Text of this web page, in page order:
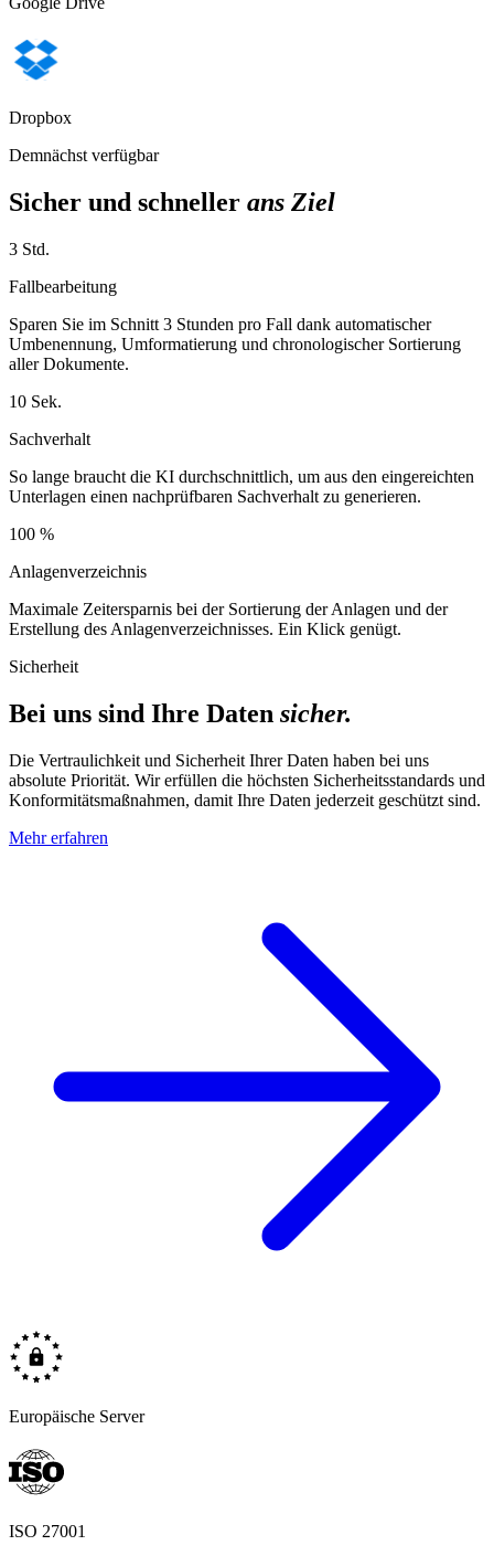
Dropbox
Demnächst verfügbar
Sicher und schneller ans Ziel
3 Std.
Fallbearbeitung
Sparen Sie im Schnitt 3 Stunden pro Fall dank automatischer
Umbenennung, Umformatierung und chronologischer Sortierung
aller Dokumente.
10 Sek.
Sachverhalt
So lange braucht die KI durchschnittlich, um aus den eingereichten
Unterlagen einen nachprüfbaren Sachverhalt zu generieren.
100 %
Anlagenverzeichnis
Maximale Zeitersparnis bei der Sortierung der Anlagen und der
Erstellung des Anlagenverzeichnisses. Ein Klick genügt.
Sicherheit
Bei uns sind Ihre Daten sicher.
Die Vertraulichkeit und Sicherheit Ihrer Daten haben bei uns
absolute Priorität. Wir erfüllen die höchsten Sicherheitsstandards und
Konformitätsmaßnahmen, damit Ihre Daten jederzeit geschützt sind.
Mehr erfahren
Europäische Server
ISO 27001